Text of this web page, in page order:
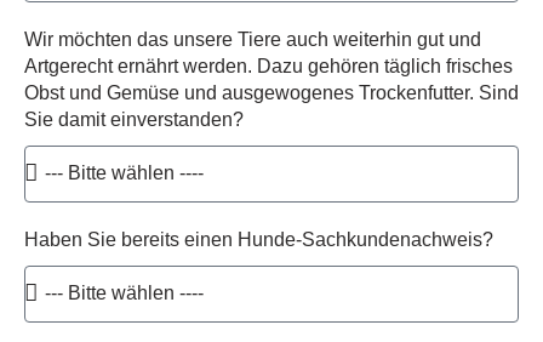
Wir möchten das unsere Tiere auch weiterhin gut und
Artgerecht ernährt werden. Dazu gehören täglich frisches
Obst und Gemüse und ausgewogenes Trockenfutter. Sind
Sie damit einverstanden?
Haben Sie bereits einen Hunde-Sachkundenachweis?